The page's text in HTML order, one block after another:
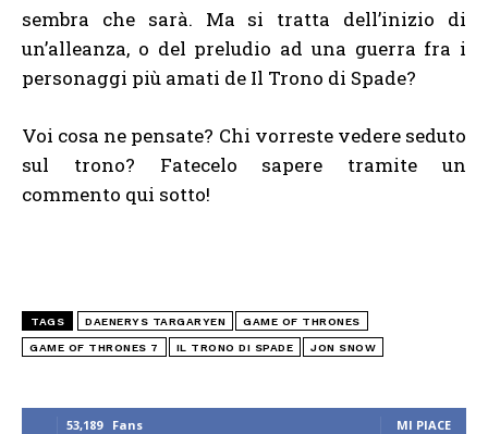
53,189 Fans MI PIACE
sembra che sarà. Ma si tratta dell’inizio di
un’alleanza, o del preludio ad una guerra fra i
personaggi più amati de Il Trono di Spade?
Voi cosa ne pensate? Chi vorreste vedere seduto
sul trono? Fatecelo sapere tramite un
commento qui sotto!
TAGS DAENERYS TARGARYEN GAME OF THRONES
GAME OF THRONES 7 IL TRONO DI SPADE JON SNOW